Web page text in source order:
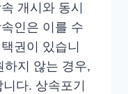
개시와 동시
인은 이를 수
권이 있습니
하지 않는 경우,
다. 상속포기